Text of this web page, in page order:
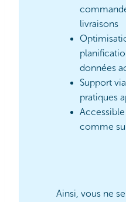
livraisons
données
Support
pratiques
comme
Ainsi, vous ne